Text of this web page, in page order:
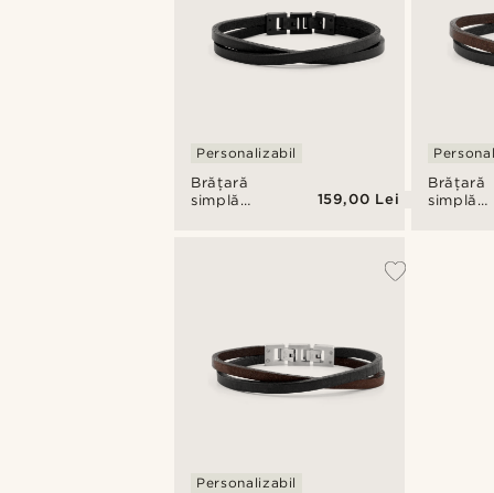
Brățară
simplă
Personalizabil
159,00 Lei
Personalizabil
Brățară
simplă